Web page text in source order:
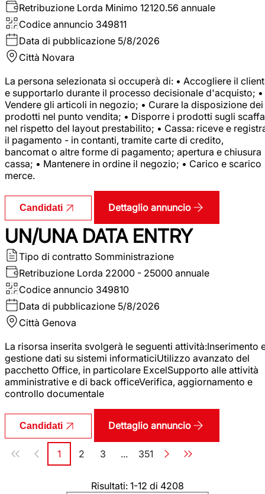
Retribuzione Lorda Minimo 12120.56 annuale
Codice annuncio 349811
Data di pubblicazione 5/8/2026
Città Novara
La persona selezionata si occuperà di: • Accogliere il
e supportarlo durante il processo decisionale d'acquisto; •
Vendere gli articoli in negozio; • Curare la disposizione dei
prodotti nel punto vendita; • Disporre i prodotti sugli
nel rispetto del layout prestabilito; • Cassa: riceve e
il pagamento - in contanti, tramite carte di credito,
bancomat o altre forme di pagamento; apertura e chiusura
cassa; • Mantenere in ordine il negozio; • Carico e scarico
merce.
Candidati Dettaglio annuncio
UN/UNA DATA ENTRY
Tipo di contratto Somministrazione
Retribuzione Lorda 22000 - 25000 annuale
Codice annuncio 349810
Data di pubblicazione 5/8/2026
Città Genova
La risorsa inserita svolgerà le seguenti attività:Inserimento
gestione dati su sistemi informaticiUtilizzo avanzato del
pacchetto Office, in particolare ExcelSupporto alle attività
amministrative e di back officeVerifica, aggiornamento e
controllo documentale
Candidati Dettaglio annuncio
Paginazione
Pagina
1 Pagina
2 Pagina
3 ... Pagina
351
Risultati: 1-12 di 4208